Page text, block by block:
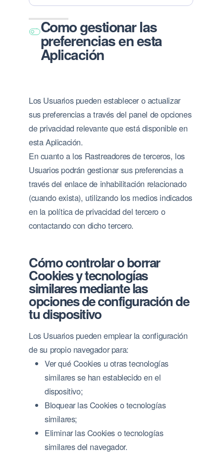
Como gestionar las
preferencias en esta
Aplicación
Los Usuarios pueden establecer o actualizar
sus preferencias a través del panel de opciones
de privacidad relevante que está disponible en
esta Aplicación.
En cuanto a los Rastreadores de terceros, los
Usuarios podrán gestionar sus preferencias a
través del enlace de inhabilitación relacionado
(cuando exista), utilizando los medios indicados
en la política de privacidad del tercero o
contactando con dicho tercero.
Cómo controlar o borrar
Cookies y tecnologías
similares mediante las
opciones de configuración de
tu dispositivo
Los Usuarios pueden emplear la configuración
de su propio navegador para:
Ver qué Cookies u otras tecnologías
similares se han establecido en el
dispositivo;
Bloquear las Cookies o tecnologías
similares;
Eliminar las Cookies o tecnologías
similares del navegador.